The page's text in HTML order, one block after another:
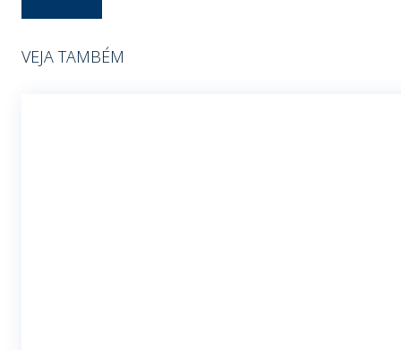
VEJA TAMBÉM